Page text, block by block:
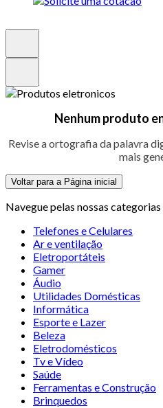
Nenhum produto
Revise a ortografia da palavra
mais
Voltar para a Página inicial
Navegue pelas nossas categorias
Telefones e Celulares
Ar e ventilação
Eletroportáteis
Gamer
Áudio
Utilidades Domésticas
Informática
Esporte e Lazer
Beleza
Eletrodomésticos
Tv e Vídeo
Saúde
Ferramentas e Construção
Brinquedos